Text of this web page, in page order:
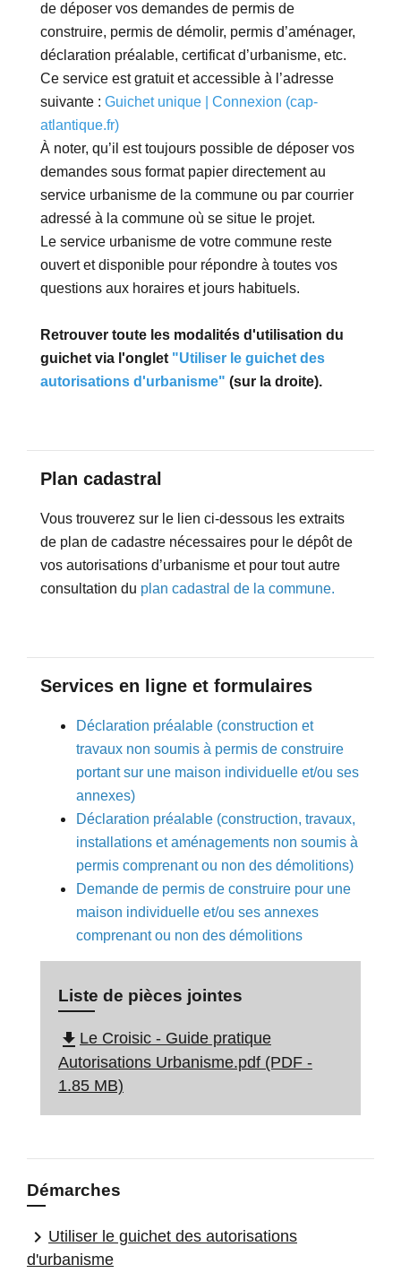
de déposer vos demandes de permis de
construire, permis de démolir, permis d’aménager,
déclaration préalable, certificat d’urbanisme, etc.
Ce service est gratuit et accessible à l’adresse
suivante : Guichet unique | Connexion (cap-
atlantique.fr)
À noter, qu’il est toujours possible de déposer vos
demandes sous format papier directement au
service urbanisme de la commune ou par courrier
adressé à la commune où se situe le projet.
Le service urbanisme de votre commune reste
ouvert et disponible pour répondre à toutes vos
questions aux horaires et jours habituels.
Retrouver toute les modalités d'utilisation du
guichet via l'onglet "Utiliser le guichet des
autorisations d'urbanisme" (sur la droite).
Plan cadastral
Vous trouverez sur le lien ci-dessous les extraits
de plan de cadastre nécessaires pour le dépôt de
vos autorisations d’urbanisme et pour tout autre
consultation du plan cadastral de la commune.
Services en ligne et formulaires
Déclaration préalable (construction et
travaux non soumis à permis de construire
portant sur une maison individuelle et/ou ses
annexes)
Déclaration préalable (construction, travaux,
installations et aménagements non soumis à
permis comprenant ou non des démolitions)
Demande de permis de construire pour une
maison individuelle et/ou ses annexes
comprenant ou non des démolitions
Liste de pièces jointes
file_download Le Croisic - Guide pratique
Autorisations Urbanisme.pdf (PDF -
1.85 MB)
Démarches
keyboard_arrow_right Utiliser le guichet des autorisations
d'urbanisme